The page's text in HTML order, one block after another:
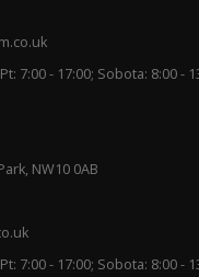
7:00 - 17:00; Sobota: 8:00 -
NW10 0AB
7:00 - 17:00; Sobota: 8:00 -